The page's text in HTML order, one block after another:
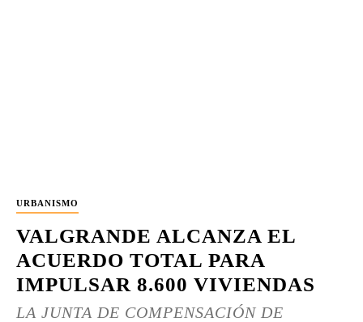
URBANISMO
VALGRANDE ALCANZA EL
ACUERDO TOTAL PARA
IMPULSAR 8.600 VIVIENDAS
LA JUNTA DE COMPENSACIÓN DE